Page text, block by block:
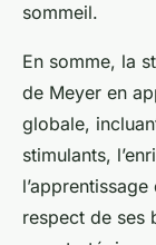
sommeil.
En somme, la
de Meyer en
globale,
stimulants,
respect de ses